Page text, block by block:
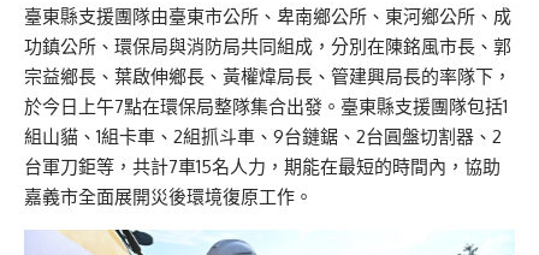
臺東縣支援團隊由臺東市公所、卑南鄉公所、東河鄉公所、成
功鎮公所、環保局與消防局共同組成，分別在陳銘風市長、郭
宗益鄉長、葉啟伸鄉長、黃權煒局長、管建興局長的率隊下，
於今日上午7點在環保局整隊集合出發。臺東縣支援團隊包括1
組山貓、1組卡車、2組抓斗車、9台鏈鋸、2台圓盤切割器、2
台軍刀鉅等，共計7車15名人力，期能在最短的時間內，協助
嘉義市全面展開災後環境復原工作。